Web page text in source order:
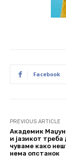
Facebook
PREVIOUS ARTICLE
Академик
и јазикот треба
чуваме како
нема опстанок